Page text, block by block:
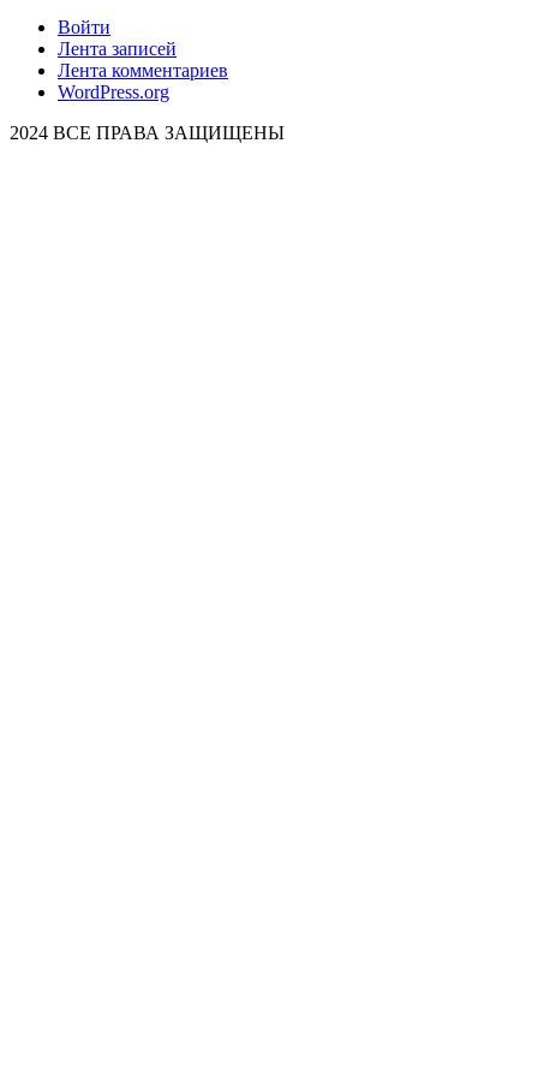
Войти
Лента записей
Лента комментариев
WordPress.org
2024 ВСЕ ПРАВА ЗАЩИЩЕНЫ